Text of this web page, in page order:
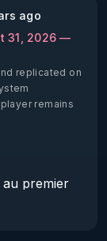
ago
31, 2026 —
replicated on
remains
au premier